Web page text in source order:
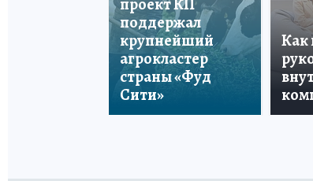
поддержал
крупнейший
агрокластер
страны «Фуд
Сити»
Как